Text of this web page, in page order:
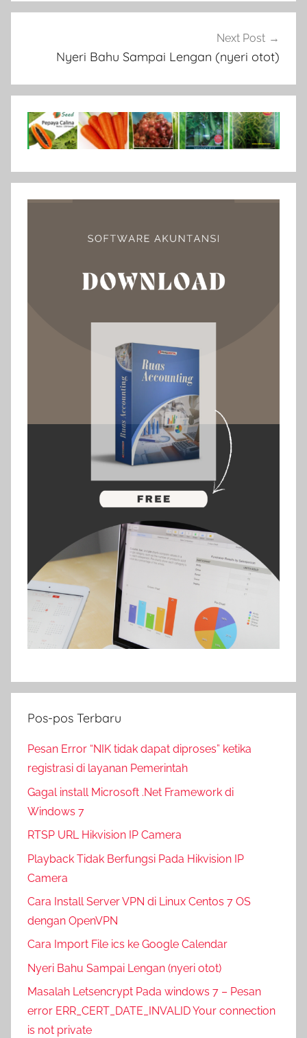
Next Post
Nyeri Bahu Sampai Lengan (nyeri otot)
Pos-pos Terbaru
Pesan Error “NIK tidak dapat diproses” ketika
registrasi di layanan Pemerintah
Gagal install Microsoft .Net Framework di
Windows 7
RTSP URL Hikvision IP Camera
Playback Tidak Berfungsi Pada Hikvision IP
Camera
Cara Install Server VPN di Linux Centos 7 OS
dengan OpenVPN
Cara Import File ics ke Google Calendar
Nyeri Bahu Sampai Lengan (nyeri otot)
Masalah Letsencrypt Pada windows 7 – Pesan
error ERR_CERT_DATE_INVALID Your connection
is not private